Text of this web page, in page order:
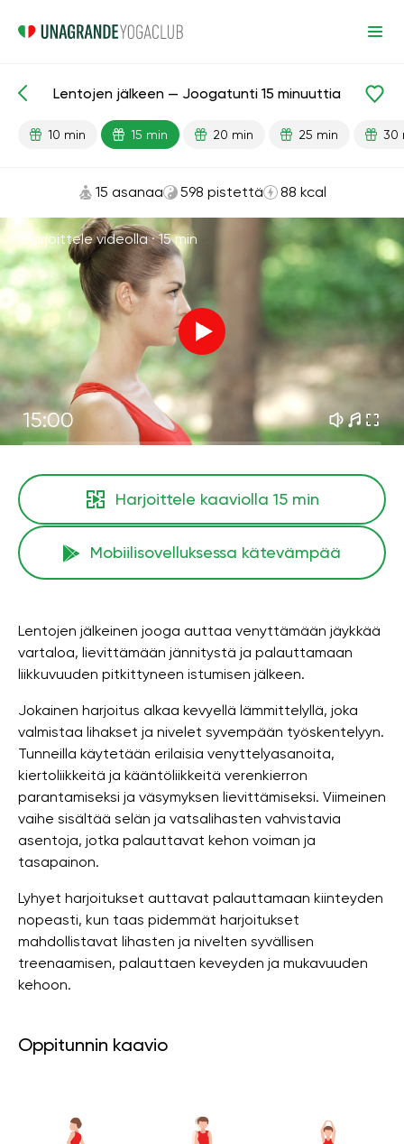
Valmiit oppitunnit Matka
Lentojen jälkeen — Joogatunti 15 minuuttia
10 min 15 min 20 min 25 min 30
15 asanaa 598 pistettä 88 kcal
Harjoittele videolla ·15 min
15:00
Harjoittele kaaviolla 15 min
Mobiilisovelluksessa kätevämpää
Lentojen jälkeinen jooga auttaa venyttämään jäykkää
vartaloa, lievittämään jännitystä ja palauttamaan
liikkuvuuden pitkittyneen istumisen jälkeen.
Jokainen harjoitus alkaa kevyellä lämmittelyllä, joka
valmistaa lihakset ja nivelet syvempään työskentelyyn.
Tunneilla käytetään erilaisia ​​venyttelyasanoita,
kiertoliikkeitä ja kääntöliikkeitä verenkierron
parantamiseksi ja väsymyksen lievittämiseksi. Viimeinen
vaihe sisältää selän ja vatsalihasten vahvistavia
asentoja, jotka palauttavat kehon voiman ja
tasapainon.
Lyhyet harjoitukset auttavat palauttamaan kiinteyden
nopeasti, kun taas pidemmät harjoitukset
mahdollistavat lihasten ja nivelten syvällisen
treenaamisen, palauttaen keveyden ja mukavuuden
kehoon.
Oppitunnin kaavio